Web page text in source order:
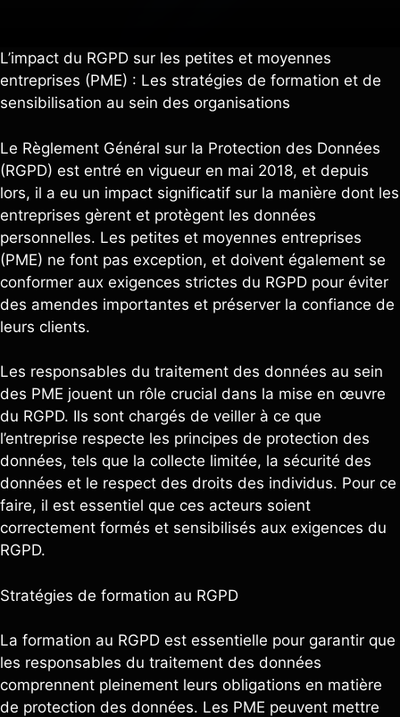
L’impact du RGPD sur les petites et moyennes
entreprises (PME) : Les stratégies de formation et de
sensibilisation au sein des organisations
Le Règlement Général sur la Protection des Données
(RGPD) est entré en vigueur en mai 2018, et depuis
lors, il a eu un impact significatif sur la manière dont les
entreprises gèrent et protègent les données
personnelles. Les petites et moyennes entreprises
(PME) ne font pas exception, et doivent également se
conformer aux exigences strictes du RGPD pour éviter
des amendes importantes et préserver la confiance de
leurs clients.
Les responsables du traitement des données au sein
des PME jouent un rôle crucial dans la mise en œuvre
du RGPD. Ils sont chargés de veiller à ce que
l’entreprise respecte les principes de protection des
données, tels que la collecte limitée, la sécurité des
données et le respect des droits des individus. Pour ce
faire, il est essentiel que ces acteurs soient
correctement formés et sensibilisés aux exigences du
RGPD.
Stratégies de formation au RGPD
La formation au RGPD est essentielle pour garantir que
les responsables du traitement des données
comprennent pleinement leurs obligations en matière
de protection des données. Les PME peuvent mettre